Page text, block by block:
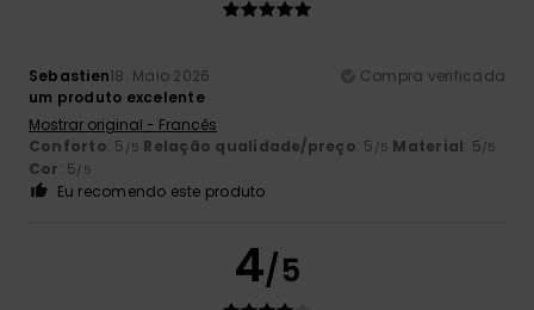
Sebastien18. Maio 2026
Compra verificada
um produto excelente
Mostrar original - Francês
Conforto: 5 /5 Relação qualidade/preço: 5 /5 Material: 5/5
Cor: 5/5
Eu recomendo este produto
4/5